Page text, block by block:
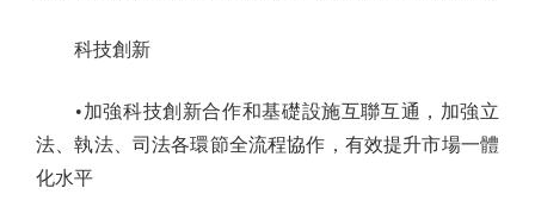
科技創新
•加強科技創新合作和基礎設施互聯互通，加強立
法、執法、司法各環節全流程協作，有效提升市場一體
化水平